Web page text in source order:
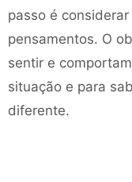
passo é
pensamentos. O
sentir e
situação e para
diferente.